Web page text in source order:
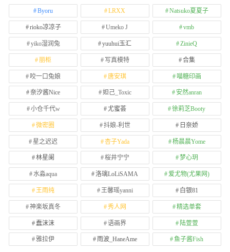
Byoru LRXX Natsuko夏夏子
rioko凉凉子 Umeko J vmb
yiko湿润兔 yuuhui玉汇 ZinieQ
丽柜 写真模特 合集
咬一口兔娘 唐安琪 喵糖印画
奈汐酱Nice 妲己_Toxic 安然anran
小仓千代w 尤蜜荟 徐莉芝Booty
微密圈 抖娘-利世 日奈娇
星之迟迟 杏子Yada 杨晨晨Yome
林星阑 桜井宁宁 梦心玥
水淼aqua 洛璃LoLiSAMA 爱尤物(尤果网)
王雨纯 王馨瑶yanni 白银81
神楽坂真冬 秀人网 精选单套
蠢沫沫 语画界 陆萱萱
雅拉伊 雨波_HaneAme 鱼子酱Fish